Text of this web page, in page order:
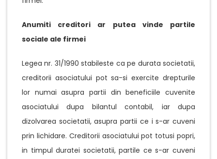
Anumiti creditori ar putea vinde partile
sociale ale firmei
Legea nr. 31/1990 stabileste ca pe durata societatii,
creditorii asociatului pot sa-si exercite drepturile
lor numai asupra partii din beneficiile cuvenite
asociatului dupa bilantul contabil, iar dupa
dizolvarea societatii, asupra partii ce i s-ar cuveni
prin lichidare. Creditorii asociatului pot totusi popri,
in timpul duratei societatii, partile ce s-ar cuveni